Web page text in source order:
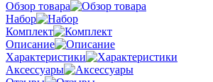
Обзор товара
Набор
Комплект
Описание
Характеристики
Аксессуары